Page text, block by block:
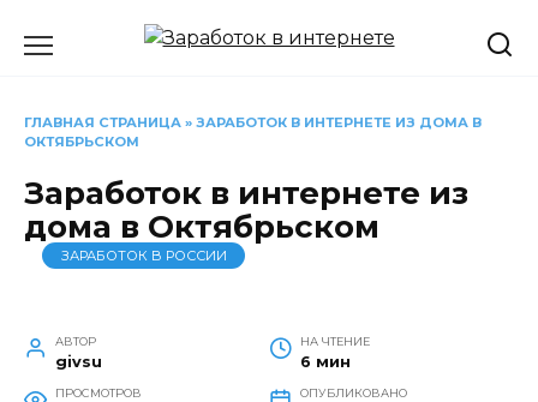
ГЛАВНАЯ СТРАНИЦА » ЗАРАБОТОК В ИНТЕРНЕТЕ ИЗ ДОМА В
ОКТЯБРЬСКОМ
Заработок в интернете из
дома в Октябрьском
ЗАРАБОТОК В РОССИИ
АВТОР
givsu
НА ЧТЕНИЕ
6 мин
ПРОСМОТРОВ ОПУБЛИКОВАНО